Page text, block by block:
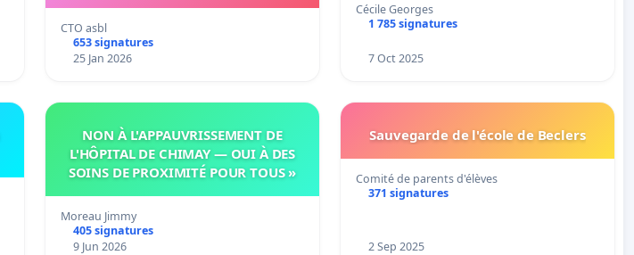
maintien en activité de trois stands
de tir Rue de Jandrain n° 35 à Orp-
CTO asbl
653 signatures
25 Jan 2026
Cécile Georges
1 785 signatures
7 Oct 2025
NON À L'APPAUVRISSEMENT DE
L'HÔPITAL DE CHIMAY — OUI À DES
SOINS DE PROXIMITÉ POUR TOUS »
Moreau Jimmy
405 signatures
9 Jun 2026
Sauvegarde de l'école de Beclers
Comité de parents d'élèves
371 signatures
2 Sep 2025